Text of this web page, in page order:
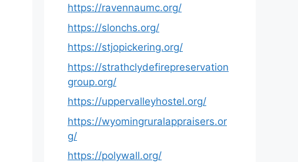
https://ravennaumc.org/
https://slonchs.org/
https://stjopickering.org/
https://strathclydefirepreservation
group.org/
https://uppervalleyhostel.org/
https://wyomingruralappraisers.or
g/
https://polywall.org/